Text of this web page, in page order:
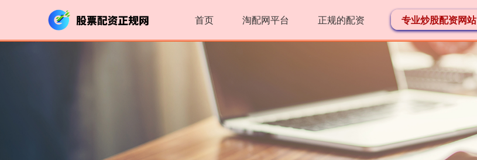
首页 淘配网平台 正规的配资 专业炒股配资网站